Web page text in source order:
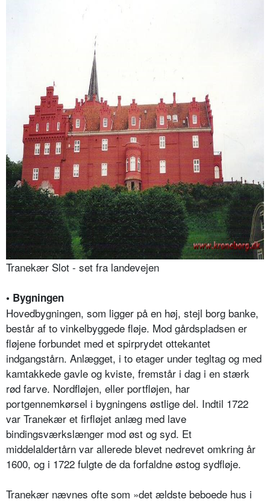
Tranekær Slot - set fra landevejen
• Bygningen
Hovedbygningen, som ligger på en høj, stejl borg banke,
består af to vinkelbyggede fløje. Mod gårdspladsen er
fløjene forbundet med et spirprydet ottekantet
indgangstårn. Anlægget, i to etager under tegltag og med
kamtakkede gavle og kviste, fremstår i dag i en stærk
rød farve. Nordfløjen, eller portfløjen, har
portgennemkørsel i bygningens østlige del. Indtil 1722
var Tranekær et firfløjet anlæg med lave
bindingsværkslænger mod øst og syd. Et
middelaldertårn var allerede blevet nedrevet omkring år
1600, og i 1722 fulgte de da forfaldne østog sydfløje.
Tranekær nævnes ofte som »det ældste beboede hus i